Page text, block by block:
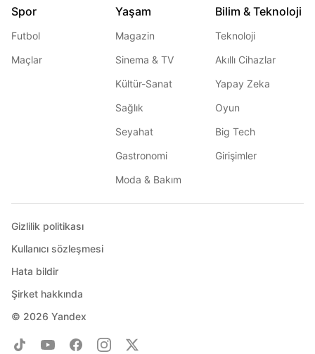
Spor
Futbol
Maçlar
Yaşam
Magazin
Sinema & TV
Kültür-Sanat
Sağlık
Seyahat
Gastronomi
Moda & Bakım
Bilim & Teknoloji
Teknoloji
Akıllı Cihazlar
Yapay Zeka
Oyun
Big Tech
Girişimler
© 2026 Yandex
Gizlilik politikası
Kullanıcı sözleşmesi
Hata bildir
Şirket hakkında